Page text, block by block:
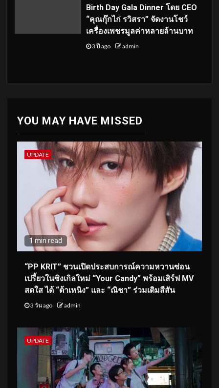
Birth Day Gala Dinner โดย CEO
“คุณกุ๊กไก่ รวิสรา” จัดงานโชว์
เครื่องเพชรมูลค่าหลายล้านบาท
3 ปี ago admin
YOU MAY HAVE MISSED
UPDATE
1 min read
“PP KRIT” ชวนเปิดประสบการณ์ความหวานซ่อน
เปรี้ยวในซิงเกิลใหม่ “Your Candy” พร้อมเสิร์ฟ MV
สดใส ได้ “ต้าเหนิง” และ “ณิชา” ร่วมเติมสีสัน
3 วัน ago admin
UPDATE